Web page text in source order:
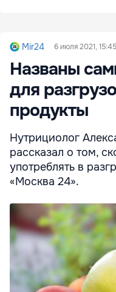
Mir24 6 июля 2021, 15:45
Названы
для
продукты
Нутрициолог
рассказал о том,
употреблять в
«Москва 24».